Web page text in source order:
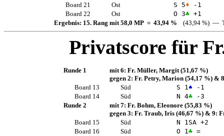
Board 21
Ost S 5♦ -1
Board 22
Ost O 3♣ +1
Ergebnis: 15. Rang mit 58,0 MP = 43,94 % (43,94 %) —
Privatscore für
Runde 1 mit 6: Fr. Müller, Margit(51,67 %)
gegen 2: Fr. Petry, Marion(54,17 %)&
Board 13
Süd S 1♠ -1
Board 14
Süd N 4♣-3
Runde 2
mit 7: Fr. Bohm, Eleonore(55,83 %)
gegen 3: Fr. Traub, Iris(46,67 %)& 9:
Board 15
Süd N 1SA+2
Board 16
Süd O 1♣=